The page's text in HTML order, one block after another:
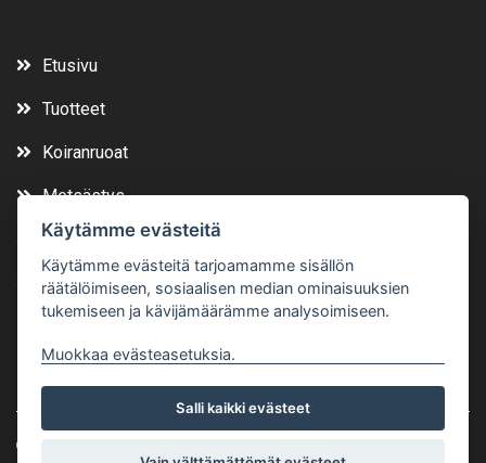
Etusivu
Tuotteet
Koiranruoat
Metsästys
Vuokraa
Yhteystiedot
Käytämme evästeitä
Käytämme evästeitä tarjoamamme sisällön
räätälöimiseen, sosiaalisen median ominaisuuksien
tukemiseen ja kävijämäärämme analysoimiseen.
Muokkaa evästeasetuksia.
Salli kaikki evästeet